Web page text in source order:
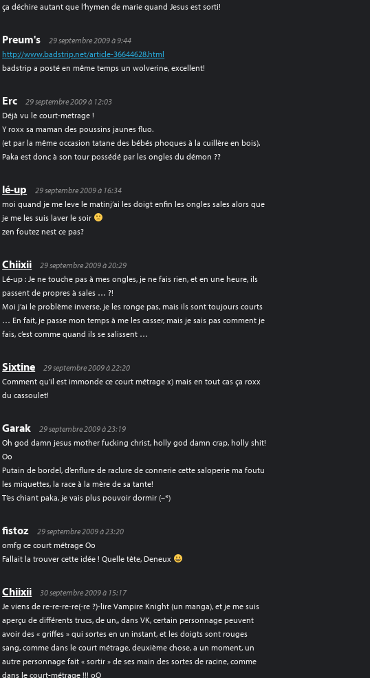
ça déchire autant que l’hymen de marie quand Jesus est sorti!
Preum's
29 septembre 2009 à 9:44
http://www.badstrip.net/article-36644628.html
badstrip a posté en même temps un wolverine, excellent!
Erc
29 septembre 2009 à 12:03
Déjà vu le court-metrage !
Y roxx sa maman des poussins jaunes fluo.
(et par la même occasion tatane des bébés phoques à la cuillère en bois).
Paka est donc à son tour possédé par les ongles du démon ??
lé-up
29 septembre 2009 à 16:34
moi quand je me leve le matinj’ai les doigt enfin les ongles sales alors que
je me les suis laver le soir
zen foutez nest ce pas?
Chiixii
29 septembre 2009 à 20:29
Lé-up : Je ne touche pas à mes ongles, je ne fais rien, et en une heure, ils
passent de propres à sales … ?!
Moi j’ai le problème inverse, je les ronge pas, mais ils sont toujours courts
… En fait, je passe mon temps à me les casser, mais je sais pas comment je
fais, c’est comme quand ils se salissent …
Sixtine
29 septembre 2009 à 22:20
Comment qu’il est immonde ce court métrage x) mais en tout cas ça roxx
du cassoulet!
Garak
29 septembre 2009 à 23:19
Oh god damn jesus mother fucking christ, holly god damn crap, holly shit!
Oo
Putain de bordel, d’enflure de raclure de connerie cette saloperie ma foutu
les miquettes, la race à la mère de sa tante!
T’es chiant paka, je vais plus pouvoir dormir (–*)
fistoz
29 septembre 2009 à 23:20
omfg ce court métrage Oo
Fallait la trouver cette idée ! Quelle tête, Deneux
Chiixii
30 septembre 2009 à 15:17
Je viens de re-re-re-re(-re ?)-lire Vampire Knight (un manga), et je me suis
aperçu de différents trucs, de un,, dans VK, certain personnage peuvent
avoir des « griffes » qui sortes en un instant, et les doigts sont rouges
sang, comme dans le court métrage, deuxième chose, a un moment, un
autre personnage fait « sortir » de ses main des sortes de racine, comme
dans le court-métrage !!! oO